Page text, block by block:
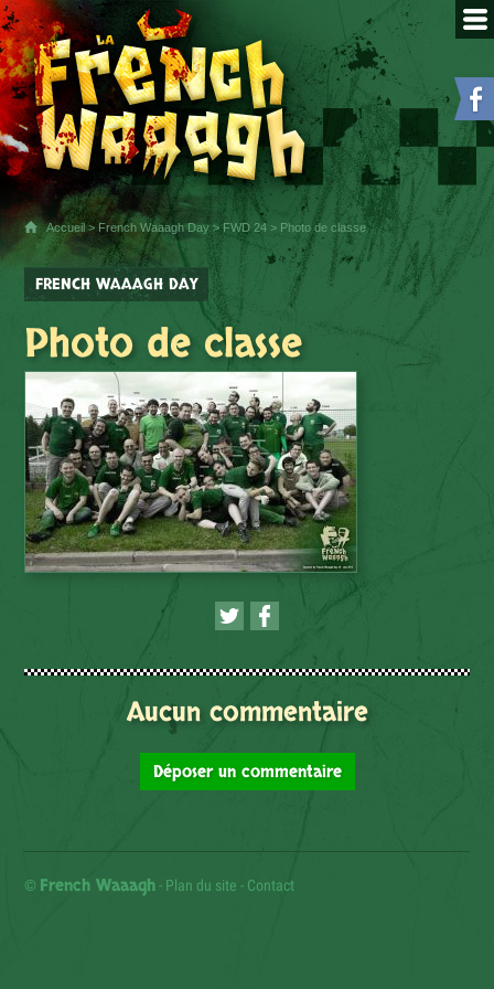
Accueil> French Waaagh Day>FWD 24 > Photo de classe
FRENCH WAAAGH DAY
Photo de classe
Aucun commentaire
Déposer un commentaire
© French Waaagh- Plan du site - Contact